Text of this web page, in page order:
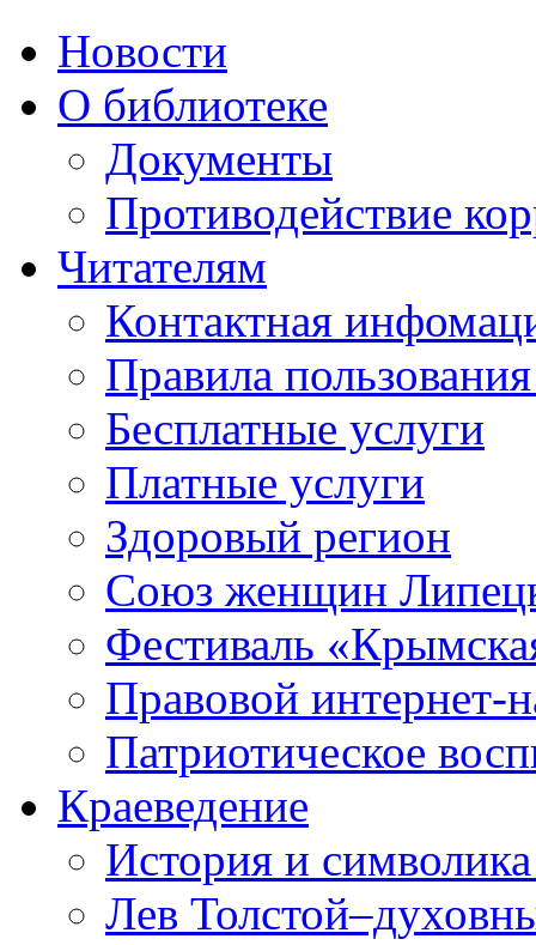
Новости
О библиотеке
Документы
Противодействие
Читателям
Контактная
Правила
Бесплатные услуги
Платные услуги
Здоровый регион
Союз женщин
Фестиваль
Правовой интернет-
Патриотическое
Краеведение
История и
Лев